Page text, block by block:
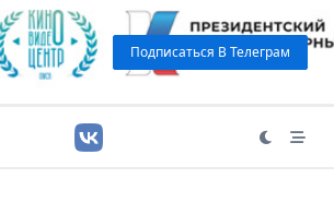
Подписаться В Телеграм